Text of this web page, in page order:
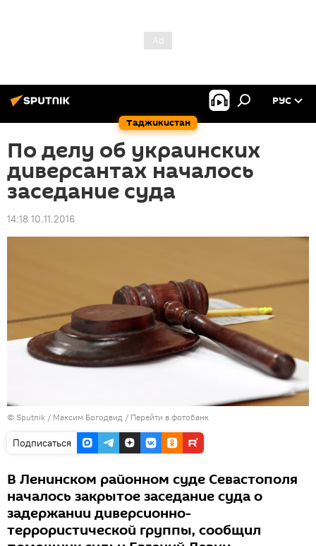
Таджикистан
РУС
По делу об украинских
диверсантах началось
заседание суда
14:18 10.11.2016
© Sputnik / Максим Богодвид / Перейти в фотобанк
Подписаться
В Ленинском районном суде Севастополя
началось закрытое заседание суда о
задержании диверсионно-
террористической группы, сообщил